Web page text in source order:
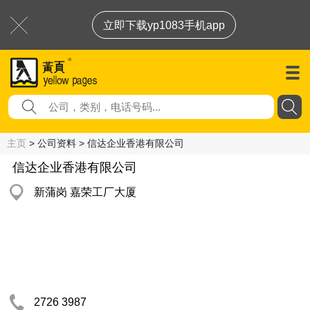
立即下载yp1083手机app
主页 > 公司资料 > 信达企业香港有限公司
信达企业香港有限公司
新蒲岗 嘉荣工厂大厦
2726 3987